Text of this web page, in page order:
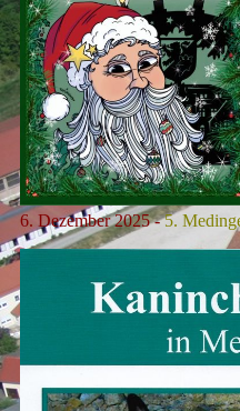
6. Dezember 2025 -5.